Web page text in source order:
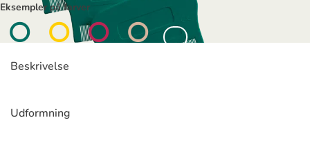
Eksempler på farver
    
Beskrivelse
Udformning